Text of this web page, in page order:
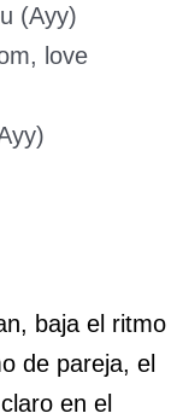
(Ayy)
love
baja el ritmo
de pareja, el
en el